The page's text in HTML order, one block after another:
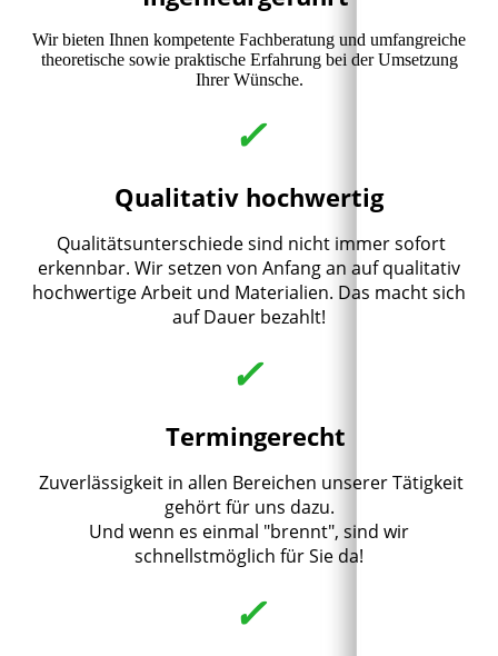
Wir bieten Ihnen kompetente Fachberatung und umfangreiche
theoretische sowie praktische Erfahrung bei der Umsetzung
Ihrer Wünsche.
✓
Qualitativ hochwertig
Qualitätsunterschiede sind nicht immer sofort
erkennbar. Wir setzen von Anfang an auf qualitativ
hochwertige Arbeit und Materialien. Das macht sich
auf Dauer bezahlt!
✓
Termingerecht
Zuverlässigkeit in allen Bereichen unserer Tätigkeit
gehört für uns dazu.
Und wenn es einmal "brennt", sind wir
schnellstmöglich für Sie da!
✓